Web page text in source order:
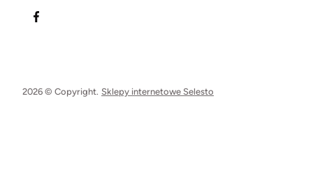
2026 © Copyright. Sklepy internetowe Selesto